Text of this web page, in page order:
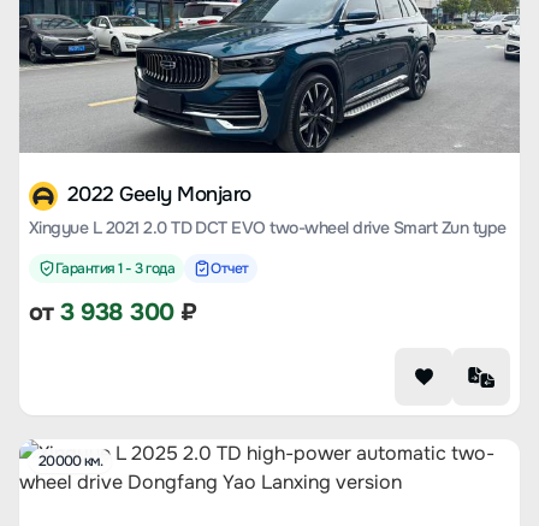
2022 Geely Monjaro
Xingyue L 2021 2.0 TD DCT EVO two-wheel drive Smart Zun type
Гарантия 1 - 3 года Отчет
от3 938 300₽
20000 км.